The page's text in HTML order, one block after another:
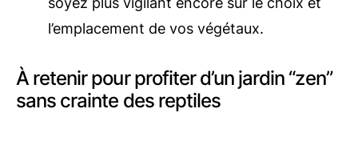
l’emplacement de vos végétaux.
À retenir pour profiter d’un jardin “zen”
sans crainte des reptiles